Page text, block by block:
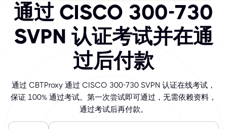
通过 CISCO 300-730
SVPN 认证考试并在通
过后付款
通过 CBTProxy 通过 CISCO 300-730 SVPN 认证在线考试，
保证 100% 通过考试。第一次尝试即可通过，无需依赖资料，
通过考试后再付款。